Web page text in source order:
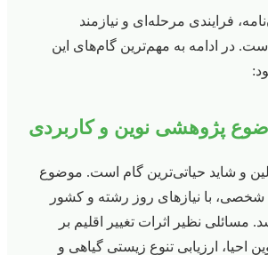
فرایندی مرحله‌ای و نیازمند
در ادامه به مهم‌ترین گام‌های این
پژوهشی نوین و کاربردی
و شاید حیاتی‌ترین گام است. موضوع
شخصی، با نیازهای روز رشته و کشور
مسائلی نظیر اثرات تغییر اقلیم بر
احیا، ارزیابی تنوع زیستی گیاهی و